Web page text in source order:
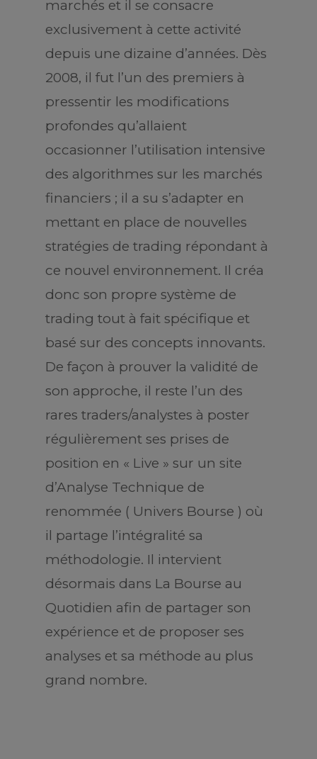
marchés et il se consacre
exclusivement à cette activité
depuis une dizaine d’années. Dès
2008, il fut l’un des premiers à
pressentir les modifications
profondes qu’allaient
occasionner l’utilisation intensive
des algorithmes sur les marchés
financiers ; il a su s’adapter en
mettant en place de nouvelles
stratégies de trading répondant à
ce nouvel environnement. Il créa
donc son propre système de
trading tout à fait spécifique et
basé sur des concepts innovants.
De façon à prouver la validité de
son approche, il reste l’un des
rares traders/analystes à poster
régulièrement ses prises de
position en « Live » sur un site
d’Analyse Technique de
renommée ( Univers Bourse ) où
il partage l’intégralité sa
méthodologie. Il intervient
désormais dans La Bourse au
Quotidien afin de partager son
expérience et de proposer ses
analyses et sa méthode au plus
grand nombre.